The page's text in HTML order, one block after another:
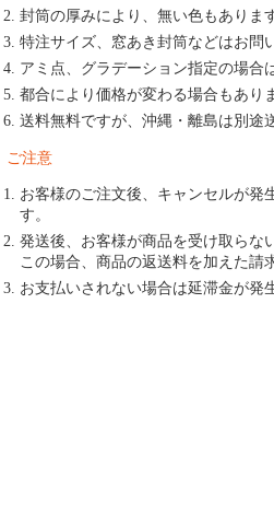
封筒の厚みにより、無い色もありま
特注サイズ、窓あき封筒などはお問
アミ点、グラデーション指定の場合
都合により価格が変わる場合もあり
送料無料ですが、沖縄・離島は別途
ご注意
お客様のご注文後、キャンセルが発
す。
発送後、お客様が商品を受け取らな
この場合、商品の返送料を加えた請
お支払いされない場合は延滞金が発